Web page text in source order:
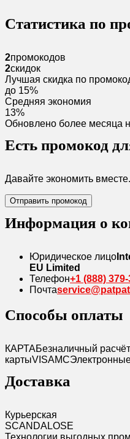
Статистика по
2промокодов
2скидок
Лучшая скидка по
до 15%
Средняя экономия
13%
Обновлено более месяца
Есть промокод
Давайте экономить вместе.
Отправить промокод
Информация о
Юридическое лицо
EU Limited
Телефон+1 (888)
Почта
Способы оплаты
КАРТАБезналичный расчёт
картыVISAMC
Доставка
Курьерская
SCANDALOSE
Технологии выгодных